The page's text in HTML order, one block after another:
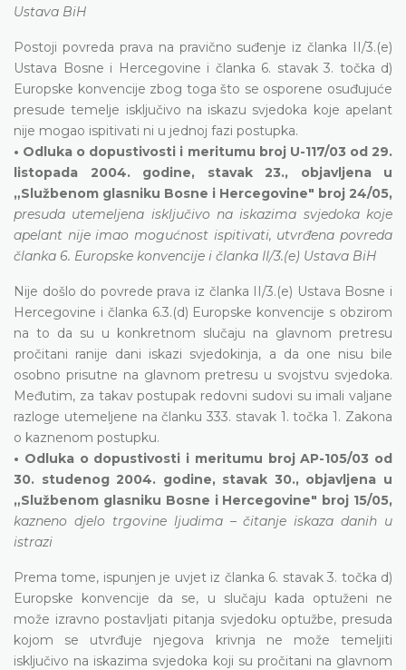
Ustava BiH
Postoji povreda prava na pravično suđenje iz članka II/3.(e)
Ustava Bosne i Hercegovine i članka 6. stavak 3. točka d)
Europske konvencije zbog toga što se osporene osuđujuće
presude temelje isključivo na iskazu svjedoka koje apelant
nije mogao ispitivati ni u jednoj fazi postupka.
• Odluka o dopustivosti i meritumu broj U-117/03 od 29.
listopada 2004. godine, stavak 23., objavljena u
„Službenom glasniku Bosne i Hercegovine" broj 24/05,
presuda utemeljena isključivo na iskazima svjedoka koje
apelant nije imao mogućnost ispitivati, utvrđena povreda
članka 6. Europske konvencije i članka II/3.(e) Ustava BiH
Nije došlo do povrede prava iz članka II/3.(e) Ustava Bosne i
Hercegovine i članka 6.3.(d) Europske konvencije s obzirom
na to da su u konkretnom slučaju na glavnom pretresu
pročitani ranije dani iskazi svjedokinja, a da one nisu bile
osobno prisutne na glavnom pretresu u svojstvu svjedoka.
Međutim, za takav postupak redovni sudovi su imali valjane
razloge utemeljene na članku 333. stavak 1. točka 1. Zakona
o kaznenom postupku.
• Odluka o dopustivosti i meritumu broj AP-105/03 od
30. studenog 2004. godine, stavak 30., objavljena u
„Službenom glasniku Bosne i Hercegovine" broj 15/05,
kazneno djelo trgovine ljudima – čitanje iskaza danih u
istrazi
Prema tome, ispunjen je uvjet iz članka 6. stavak 3. točka d)
Europske konvencije da se, u slučaju kada optuženi ne
može izravno postavljati pitanja svjedoku optužbe, presuda
kojom se utvrđuje njegova krivnja ne može temeljiti
isključivo na iskazima svjedoka koji su pročitani na glavnom